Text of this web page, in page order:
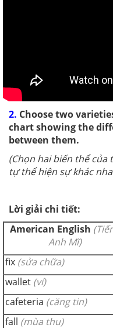
2. Choose two
chart showing the
between them.
(Chọn hai biến thể
tự thể hiện sự khác
Lời giải chi tiết:
American English
Anh Mĩ)
fix (sửa chữa)
wallet (ví)
cafeteria (căng tin)
fall (mùa thu)